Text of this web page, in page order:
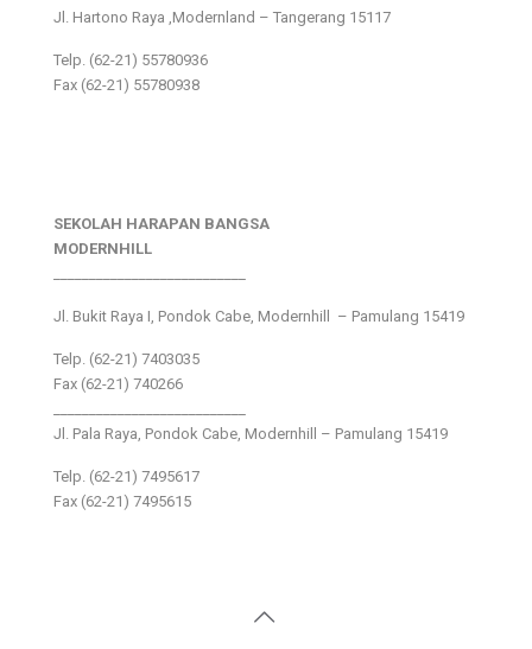
Jl. Hartono Raya ,Modernland – Tangerang 15117
Telp. (62-21) 55780936
Fax (62-21) 55780938
SEKOLAH HARAPAN BANGSA
MODERNHILL
Jl. Bukit Raya I, Pondok Cabe, Modernhill – Pamulang 15419
Telp. (62-21) 7403035
Fax (62-21) 740266
Jl. Pala Raya, Pondok Cabe, Modernhill – Pamulang 15419
Telp. (62-21) 7495617
Fax (62-21) 7495615